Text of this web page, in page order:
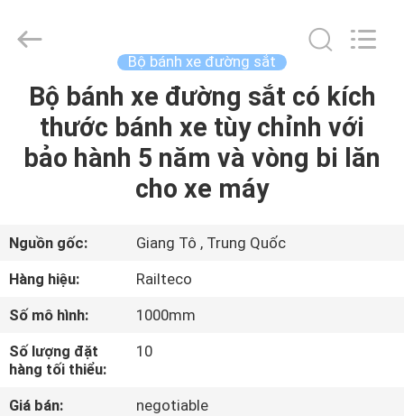
NHÀ
SẢN
VỀ
CHÚNG
TÔI
THAM
QUAN
Railteco
Equipment
Reserved.
Bộ bánh xe đường sắt
Bộ bánh xe đường sắt có kích
thước bánh xe tùy chỉnh với
bảo hành 5 năm và vòng bi lăn
cho xe máy
Nguồn gốc:
Giang Tô , Trung Quốc
Hàng hiệu:
Railteco
Số mô hình:
1000mm
Số lượng đặt
hàng tối thiểu:
10
Giá bán:
negotiable